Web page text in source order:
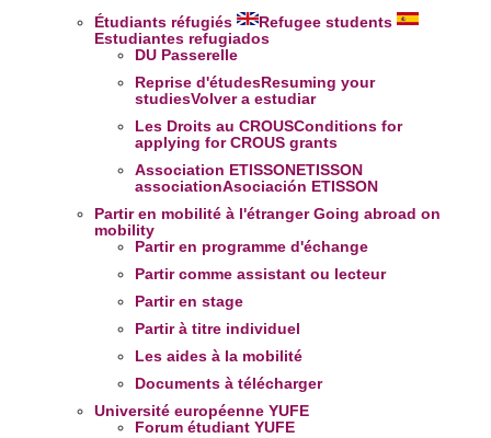
Étudiants réfugiés
Refugee students
Estudiantes refugiados
DU Passerelle
Reprise d'études Resuming your
studiesVolver a estudiar
Les Droits au CROUSConditions for
applying for CROUS grants
Association ETISSON ETISSON
associationAsociación ETISSON
Partir en mobilité à l'étrangerGoing abroad on
mobility
Partir en programme d'échange
Partir comme assistant ou lecteur
Partir en stage
Partir à titre individuel
Les aides à la mobilité
Documents à télécharger
Université européenne YUFE
Forum étudiant YUFE